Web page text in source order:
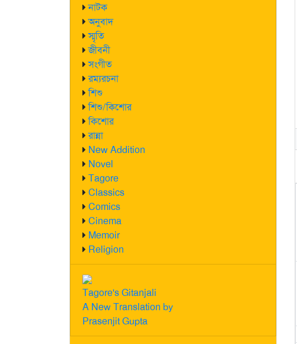
নাটক
অনুবাদ
স্মৃতি
জীবনী
সংগীত
রম্যরচনা
শিশু
শিশু/কিশোর
কিশোর
রান্না
New Addition
Novel
Tagore
Classics
Comics
Cinema
Memoir
Religion
Tagore's Gitanjali
A New Translation by
Prasenjit Gupta